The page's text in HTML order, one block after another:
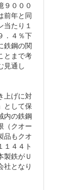
９０００
前年と同
たり１
．４％下
鉄鋼の関
とまで考
見通し
上げに対
として保
内の鉄鋼
（クオー
品もクオ
１４４ト
製鉄がＵ
社となり